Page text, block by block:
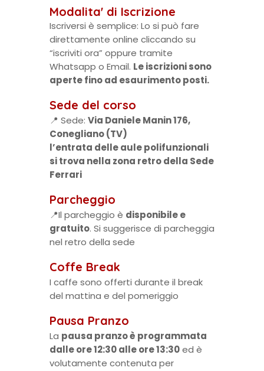
Modalita' di Iscrizione
Iscriversi è semplice: Lo si può fare
direttamente online cliccando su
“iscriviti ora” oppure tramite
Whatsapp o Email. Le iscrizioni sono
aperte fino ad esaurimento posti.
Sede del corso
📍 Sede: Via Daniele Manin 176,
Conegliano (TV)
l’entrata delle aule polifunzionali
si trova nella zona retro della Sede
Ferrari
Parcheggio
📍Il parcheggio è disponibile e
gratuito. Si suggerisce di parcheggia
nel retro della sede
Coffe Break
I caffe sono offerti durante il break
del mattina e del pomeriggio
Pausa Pranzo
La pausa pranzo è programmata
dalle ore 12:30 alle ore 13:30ed è
volutamente contenuta per